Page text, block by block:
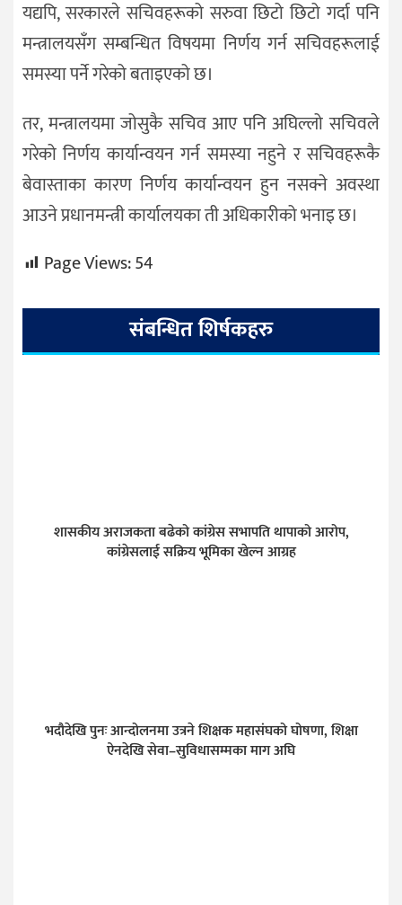
यद्यपि, सरकारले सचिवहरूको सरुवा छिटो छिटो गर्दा पनि
मन्त्रालयसँग सम्बन्धित विषयमा निर्णय गर्न सचिवहरूलाई
समस्या पर्ने गरेको बताइएको छ।
तर, मन्त्रालयमा जोसुकै सचिव आए पनि अघिल्लो सचिवले
गरेको निर्णय कार्यान्वयन गर्न समस्या नहुने र सचिवहरूकै
बेवास्ताका कारण निर्णय कार्यान्वयन हुन नसक्ने अवस्था
आउने प्रधानमन्त्री कार्यालयका ती अधिकारीको भनाइ छ।
Page Views:54
संबन्धित शिर्षकहरु
शासकीय अराजकता बढेको कांग्रेस सभापति थापाको आरोप,
कांग्रेसलाई सक्रिय भूमिका खेल्न आग्रह
भदौदेखि पुनः आन्दोलनमा उत्रने शिक्षक महासंघको घोषणा, शिक्षा
ऐनदेखि सेवा–सुविधासम्मका माग अघि